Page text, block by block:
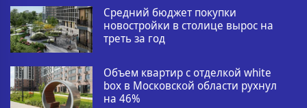
Средний бюджет покупки
новостройки в столице вырос на
треть за год
Объем квартир с отделкой white
box в Московской области рухнул
на 46%